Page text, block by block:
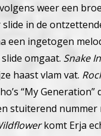
weer een
slide in de
een ingetogen
omgaat. Snake
haast vlam vat.
“My Generation”
stuiterend nummer
komt Erja